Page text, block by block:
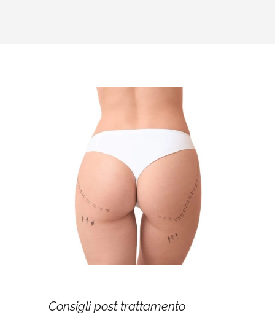
Consigli post trattamento